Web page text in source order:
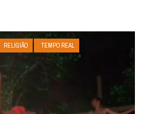
RELIGIÃO TEMPO REAL